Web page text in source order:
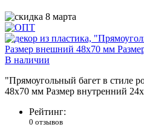
В наличии
"Прямоугольный багет в стиле
48х70 мм Размер внутренний
Рейтинг:
0 отзывов